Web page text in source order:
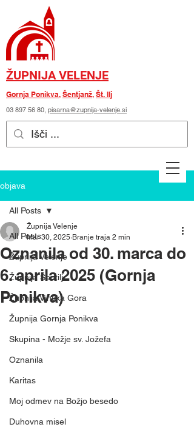
ŽUPNIJA VELENJE
Gornja Ponikva, Šentjanž, Št. Ilj
03 897 56 80, pisarna@zupnija-velenje.si
objava
All Posts
Župnija Velenje
Župnija Šentilj
Župnija Vinska Gora
Župnija Gornja Ponikva
Skupina - Možje sv. Jožefa
Oznanila
Karitas
Moj odmev na Božjo besedo
Duhovna misel
All Posts
Oznanila od 30. marca do
6. aprila 2025 (Gornja
Ponikva)
Župnija Velenje
Mar 30, 2025 Branje traja 2 min